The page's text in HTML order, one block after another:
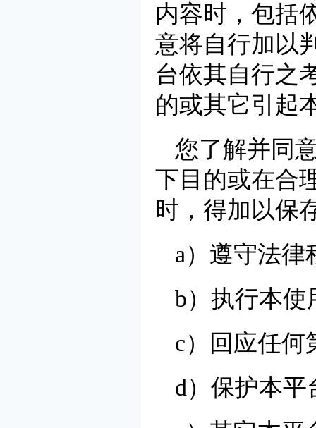
内容时，包括
意将自行加以
台依其自行之
的或其它引起
您了解并同
下目的或在合
时，得加以保
a）遵守法律
b）执行本使
c）回应任何
d）保护本